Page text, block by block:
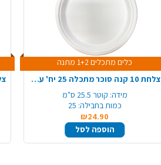
כלים מתכלים 1+2 מתנה
צלחת 10 קנה סוכר מתכלה 25 יח' עגול - לבן
מידה: קוטר 25.5 ס"מ
כמות בחבילה: 25
₪24.90
הוספה לסל